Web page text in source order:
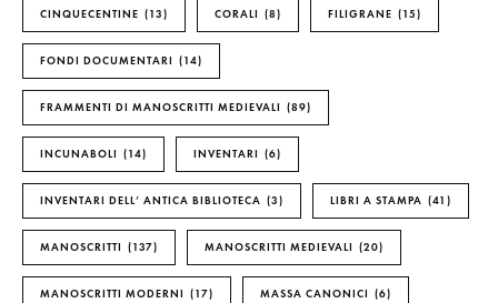
CINQUECENTINE 13 CORALI 8 FILIGRANE 15
FONDI DOCUMENTARI 14
FRAMMENTI DI MANOSCRITTI MEDIEVALI 89
INCUNABOLI 14 INVENTARI 6
INVENTARI DELL’ ANTICA BIBLIOTECA 3 LIBRI A STAMPA 41
MANOSCRITTI 137 MANOSCRITTI MEDIEVALI 20
MANOSCRITTI MODERNI 17 MASSA CANONICI 6